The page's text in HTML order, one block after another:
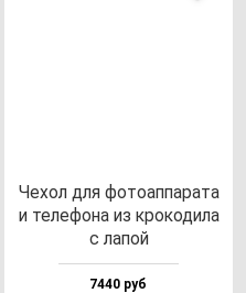
Чехол для фо­то­ап­па­ра­та
и те­ле­фо­на из кро­ко­ди­ла
с ла­пой
7440 руб